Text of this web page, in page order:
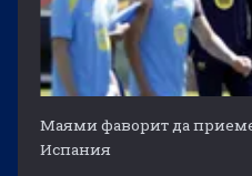
Маями фаворит да
Испания